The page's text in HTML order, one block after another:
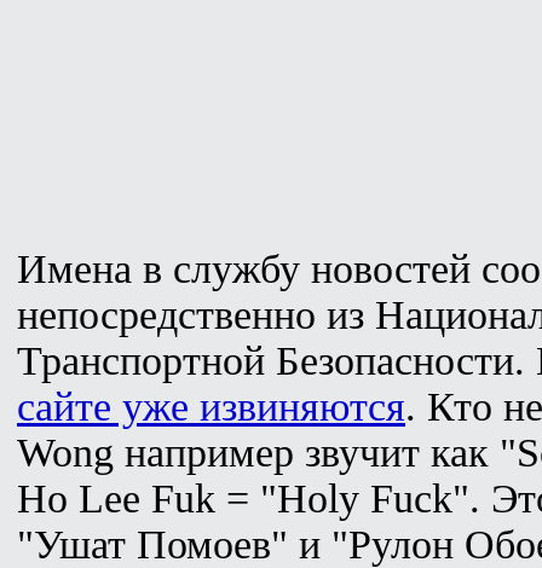
Имена в службу новостей
непосредственно из
Транспортной
сайте уже извиняются. Кто
Wong например звучит как
Ho Lee Fuk = "Holy Fuck".
"Ушат Помоев" и "Рулон